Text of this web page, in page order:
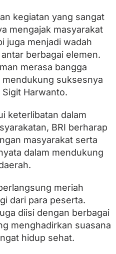
kegiatan yang sangat
mengajak masyarakat
juga menjadi wadah
berbagai elemen.
merasa bangga
suksesnya
Sigit Harwanto.
keterlibatan dalam
BRI berharap
masyarakat serta
dalam mendukung
meriah
dari para peserta.
diisi dengan berbagai
menghadirkan suasana
hidup sehat.